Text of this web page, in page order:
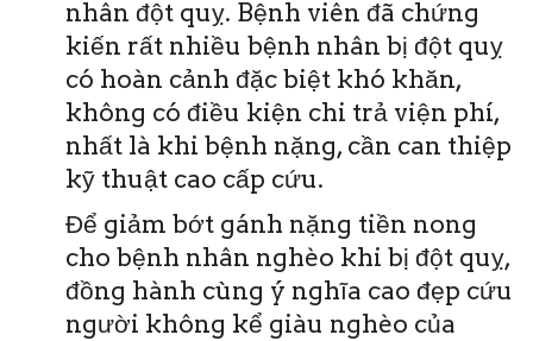
nhân đột quỵ. Bệnh viên đã chứng
kiến rất nhiều bệnh nhân bị đột quỵ
có hoàn cảnh đặc biệt khó khăn,
không có điều kiện chi trả viện phí,
nhất là khi bệnh nặng, cần can thiệp
kỹ thuật cao cấp cứu.
Để giảm bớt gánh nặng tiền nong
cho bệnh nhân nghèo khi bị đột quỵ,
đồng hành cùng ý nghĩa cao đẹp cứu
người không kể giàu nghèo của